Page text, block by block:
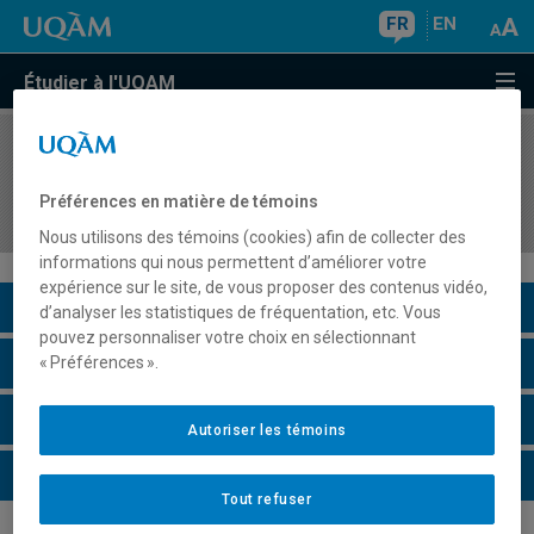
FR EN
Étudier à l'UQAM
COURS//
contexte interculturel
Description du cours
Horaire - Été 2026
Horaire - Automne 2026
Horaire - Hiver 2027
Préférences en matière de témoins
Nous utilisons des témoins (cookies) afin de collecter des
informations qui nous permettent d’améliorer votre
expérience sur le site, de vous proposer des contenus vidéo,
d’analyser les statistiques de fréquentation, etc. Vous
pouvez personnaliser votre choix en sélectionnant
« Préférences ».
Tout refuser
Autoriser les témoins